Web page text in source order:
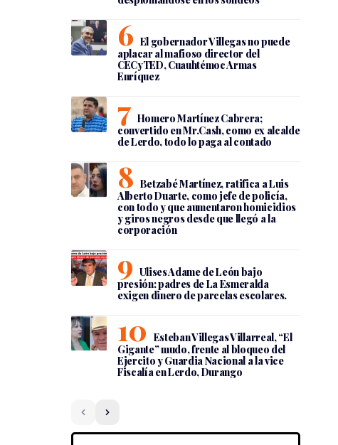
El gobernador Villegas no puede
aplacar al mafioso director del
CECyTED, Cuauhtémoc Armas
Enríquez
Homero Martínez Cabrera;
convertido en Mr.Cash, como ex alcalde
de Lerdo, todo lo paga al contado
Betzabé Martínez, ratifica a Luis
Alberto Duarte, como jefe de policía,
con todo y que aumentaron homicidios
y giros negros desde que llegó a la
corporación
Ulises Adame de León bajo
presión: padres de La Esmeralda
exigen dinero de parcelas escolares.
Esteban Villegas Villarreal, “El
Gigante” mudo, frente al bloqueo del
Ejercito y Guardia Nacional a la vice
Fiscalía en Lerdo, Durango